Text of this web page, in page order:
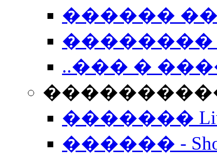
������
��������
..��� �
����������
�������
������ -